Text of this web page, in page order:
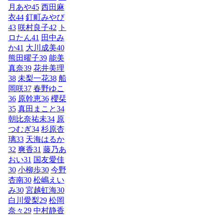
月あや45 西田麻
衣44 釘町みやび
43 咲村良子42
ト
ロたん41 田中み
か41 大川成美40
熊田曜子39 能美
真奈39 花井美理
38 未梨一花38 船
岡咲37 春野ゆこ
36 原幹恵36 櫻栞
35 真田まこと34
朝比奈祐未34 原
つむぎ34 杉原杏
璃33 天海はるか
32 爽香31 藤乃あ
おい31 国友愛佳
30 小柳歩30 今野
杏南30 松嶋えい
み30 宮越虹海30
白川愛梨29 松岡
奈々 29 中村静香